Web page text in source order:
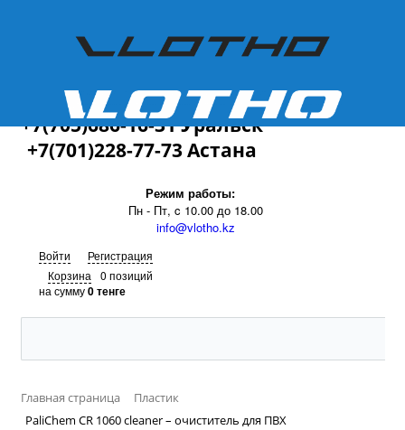
+7(701)228-77-73
+7(705)686-16-31 Уральск
+7(701)228-77-73 Астана
Режим работы:
Пн - Пт, c 10.00 до 18.00
info@vlotho.kz
Войти
Регистрация
Корзина
0 позиций
на сумму0 тенге
Главная страница
Пластик
PaliChem CR 1060 cleaner – очиститель для ПВХ